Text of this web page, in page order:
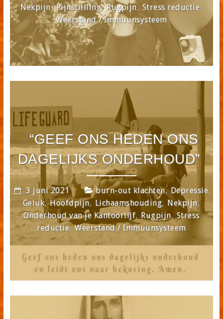
Nekpijn,Pijnstillling,Rugpijn, Stress reductie,
Weerstand / Immuunsysteem
“GEEF ONS HEDEN ONS
DAGELIJKS ONDERHOUD”
3 juni 2021 burn-out klachten, Depressie,
Geluk,Hoofdpijn, Lichaamshouding, Nekpijn,
Onderhoud van je Kantoorlijf, Rugpijn, Stress
reductie,Weerstand / Immuunsysteem